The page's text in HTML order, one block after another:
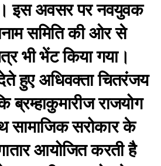
इस अवसर पर नवयुवक
समिति की ओर से
भी भेंट किया गया।
हुए अधिवक्ता चितरंजय
ब्रम्हाकुमारीज राजयोग
सामाजिक सरोकार के
आयोजित करती है